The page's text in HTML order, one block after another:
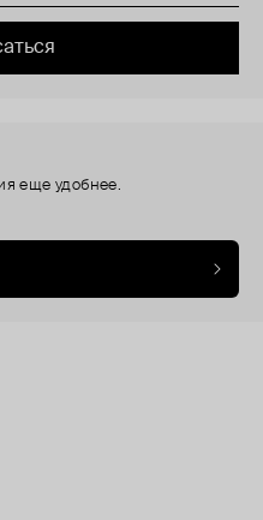
еще удобнее.